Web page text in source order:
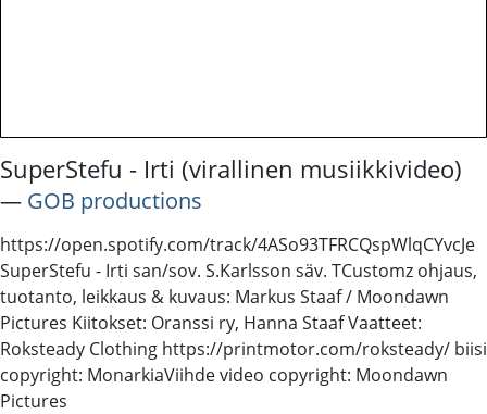
SuperStefu - Irti (virallinen musiikkivideo)
― GOB productions
https://open.spotify.com/track/4ASo93TFRCQspWlqCYvcJe
SuperStefu - Irti san/sov. S.Karlsson säv. TCustomz ohjaus,
tuotanto, leikkaus & kuvaus: Markus Staaf / Moondawn
Pictures Kiitokset: Oranssi ry, Hanna Staaf Vaatteet:
Roksteady Clothing https://printmotor.com/roksteady/ biisi
copyright: MonarkiaViihde video copyright: Moondawn
Pictures